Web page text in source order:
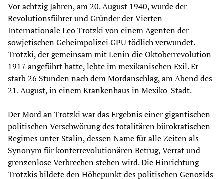
Vor achtzig Jahren, am 20. August 1940, wurde der
Revolutionsführer und Gründer der Vierten
Internationale Leo Trotzki von einem Agenten der
sowjetischen Geheimpolizei GPU tödlich verwundet.
Trotzki, der gemeinsam mit Lenin die Oktoberrevolution
1917 angeführt hatte, lebte im mexikanischen Exil. Er
starb 26 Stunden nach dem Mordanschlag, am Abend des
21. August, in einem Krankenhaus in Mexiko-Stadt.
Der Mord an Trotzki war das Ergebnis einer gigantischen
politischen Verschwörung des totalitären bürokratischen
Regimes unter Stalin, dessen Name für alle Zeiten als
Synonym für konterrevolutionären Betrug, Verrat und
grenzenlose Verbrechen stehen wird. Die Hinrichtung
Trotzkis bildete den Höhepunkt des politischen Genozids